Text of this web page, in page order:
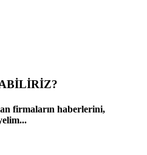
?
firmaların haberlerini,